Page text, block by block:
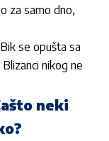
za samo dno,
se opušta sa
nikog ne
neki